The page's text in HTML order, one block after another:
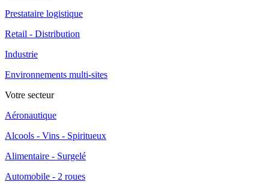
Prestataire logistique
Retail - Distribution
Industrie
Environnements multi-sites
Votre secteur
Aéronautique
Alcools - Vins - Spiritueux
Alimentaire - Surgelé
Automobile - 2 roues